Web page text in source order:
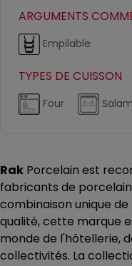
ARGUMENTS
Empilable
TYPES DE CUISSON
Four
Rak Porcelain est
fabricants de
combinaison unique
qualité, cette marque
monde de l'hôtellerie,
collectivités. La